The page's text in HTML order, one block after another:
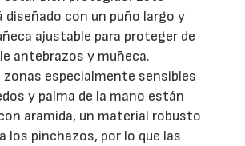
diseñado con un puño largo y
ajustable para proteger de
antebrazos y muñeca.
zonas especialmente sensibles
y palma de la mano están
aramida, un material robusto
los pinchazos, por lo que las